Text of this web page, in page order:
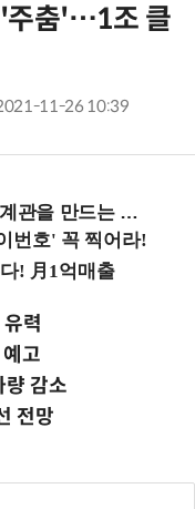
'주춤'…1조 클
11-26 10:39
자로.. (8/20 강남역)
력
고
량 감소
전망